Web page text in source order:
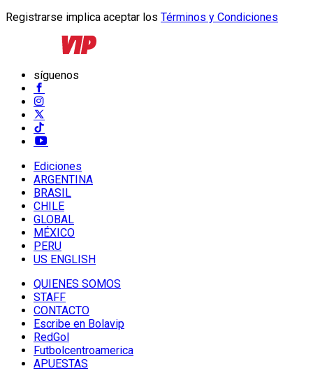
Registrarse implica aceptar los Términos y Condiciones
síguenos
Ediciones
ARGENTINA
BRASIL
CHILE
GLOBAL
MÉXICO
PERU
US ENGLISH
QUIENES SOMOS
STAFF
CONTACTO
Escribe en Bolavip
RedGol
Futbolcentroamerica
APUESTAS